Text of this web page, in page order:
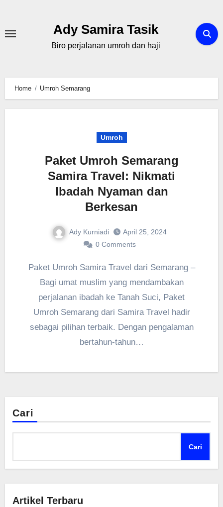
content
Ady Samira Tasik
Biro perjalanan umroh dan haji
Home Umroh Semarang
Umroh
Paket Umroh Semarang
Samira Travel: Nikmati
Ibadah Nyaman dan
Berkesan
Ady Kurniadi
April 25, 2024
0 Comments
Paket Umroh Samira Travel dari Semarang –
Bagi umat muslim yang mendambakan
perjalanan ibadah ke Tanah Suci, Paket
Umroh Semarang dari Samira Travel hadir
sebagai pilihan terbaik. Dengan pengalaman
bertahun-tahun…
Cari
Cari
Artikel Terbaru